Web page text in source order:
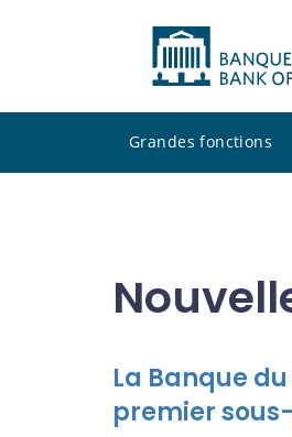
Grandes fonctions
La Banque
premier